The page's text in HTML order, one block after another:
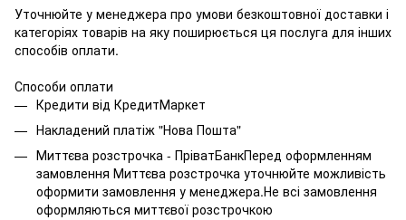
Уточнюйте у менеджера про умови безкоштовної доставки і
категоріях товарів на яку поширюється ця послуга для інших
способів оплати.
Способи оплати
Кредити від КредитМаркет
Накладений платіж "Нова Пошта"
Миттєва розстрочка - ПріватБанкПеред оформленням
замовлення Миттєва розстрочка уточнюйте можливість
оформити замовлення у менеджера.Не всі замовлення
оформляються миттєвої розстрочкою